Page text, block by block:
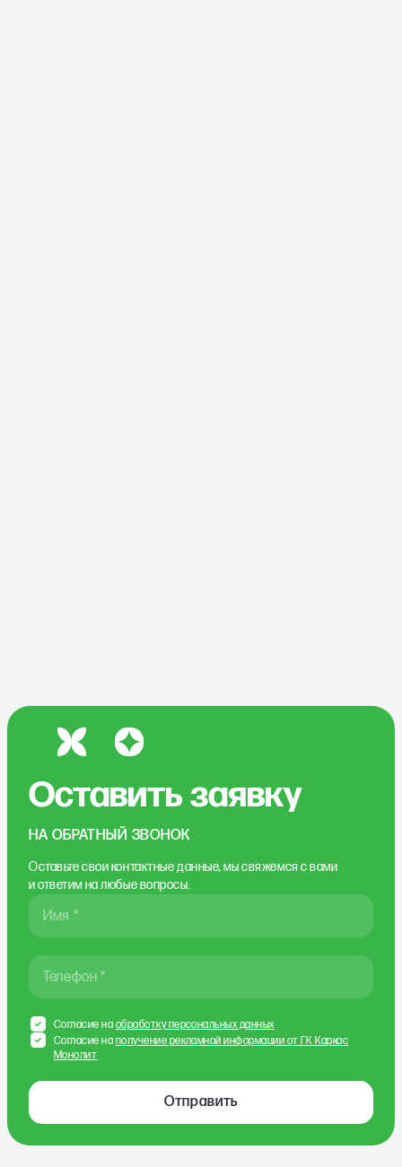
Оставить заявку
НА ОБРАТНЫЙ ЗВОНОК
Оставьте свои контактные данные, мы свяжемсяс вами
и ответим на любые вопросы.
Имя *
Телефон *
Отправить
Согласие на обработку персональных данных
Согласие на получение рекламной информации от ГК Каркас
Монолит